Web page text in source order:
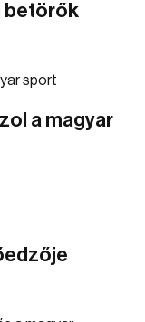
betörők
a magyar